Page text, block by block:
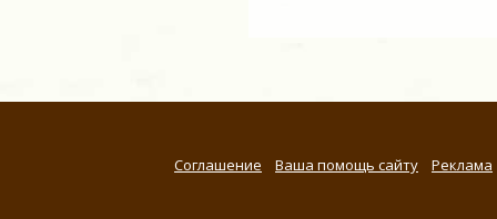
Соглашение Ваша помощь сайту Реклама